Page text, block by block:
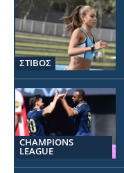
ΣΤΙΒΟΣ
CHAMPIONS
LEAGUE